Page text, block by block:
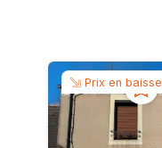
Prix en baisse